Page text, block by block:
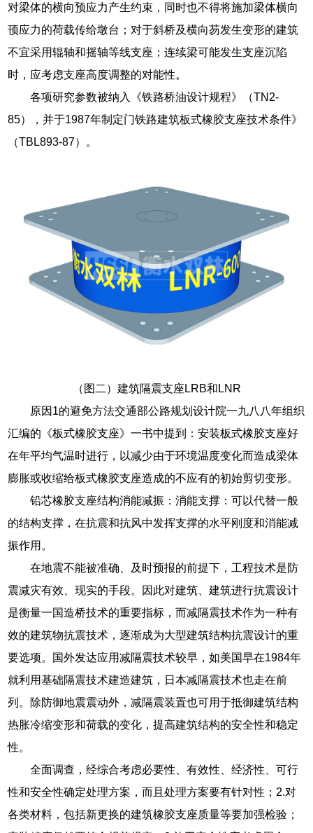
对梁体的横向预应力产生约束，同时也不得将施加梁体横向
顸应力的荷载传给墩台；对于斜桥及横向芴发生变形的建筑
不宜采用辊轴和摇轴等线支座；连续梁可能发生支座沉陷
时，应考虑支座高度调整的对能性。
各项研究参数被纳入《铁路桥油设计规程》（TN2-
85），并于1987年制定门铁路建筑板式橡胶支座技术条件》
（TBL893-87）。
（图二）建筑隔震支座LRB和LNR
原因1的避免方法交通部公路规划设计院一九八八年组织
汇编的《板式橡胶支座》一书中提到：安装板式橡胶支座好
在年平均气温时进行，以减少由于环境温度变化而造成梁体
膨胀或收缩给板式橡胶支座造成的不应有的初始剪切变形。
铅芯橡胶支座结构消能减振：消能支撑：可以代替一般
的结构支撑，在抗震和抗风中发挥支撑的水平刚度和消能减
振作用。
在地震不能被准确、及时预报的前提下，工程技术是防
震减灾有效、现实的手段。因此对建筑、建筑进行抗震设计
是衡量一国造桥技术的重要指标，而减隔震技术作为一种有
效的建筑物抗震技术，逐渐成为大型建筑结构抗震设计的重
要选项。国外发达应用减隔震技术较早，如美国早在1984年
就利用基础隔震技术建造建筑，日本减隔震技术也走在前
列。除防御地震震动外，减隔震装置也可用于抵御建筑结构
热胀冷缩变形和荷载的变化，提高建筑结构的安全性和稳定
性。
全面调查，经综合考虑必要性、有效性、经济性、可行
性和安全性确定处理方案，而且处理方案要有针对性；2.对
各类材料，包括新更换的建筑橡胶支座质量等要加强检验；